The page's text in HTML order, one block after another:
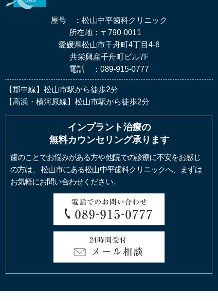
屋号 ：松山中平歯科クリニック
所在地：〒790-0011
愛媛県松山市千舟町4丁目4-6
共栄興産千舟町ビル7F
電話 ：089-915-0777
【郡中線】松山市駅から徒歩2分
【高浜・横河原線】松山市駅から徒歩2分
インプラント治療の
無料カウンセリング承ります
歯のことでお悩みがある方や他院での診療に不安をお感じ
の方は、
松山市にある松山中平歯科クリニックへ、まずは
お気軽にお問い合わせください。